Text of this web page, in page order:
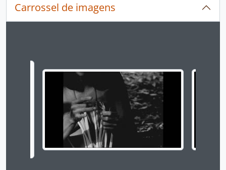
Carrossel de imagens